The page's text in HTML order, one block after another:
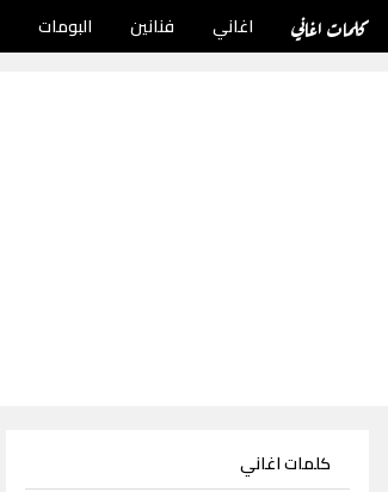
كلمات اغاني اغاني فنانين البومات
كلمات اغاني